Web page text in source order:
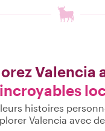
Valencia
incroyables
histoires
Valencia avec